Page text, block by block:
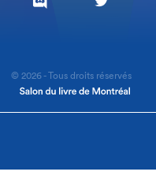
© 2026 - Tous droits réservés